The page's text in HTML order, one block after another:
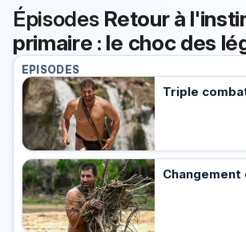
Épisodes Retour à
primaire : le choc des
EPISODES
Triple